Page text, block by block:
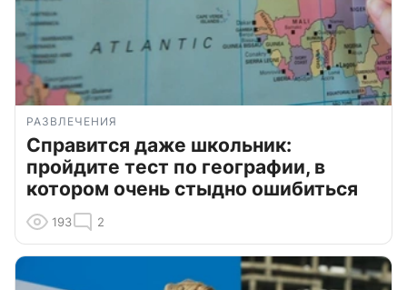
РАЗВЛЕЧЕНИЯ
Справится даже школьник:
пройдите тест по географии, в
котором очень стыдно ошибиться
193 2